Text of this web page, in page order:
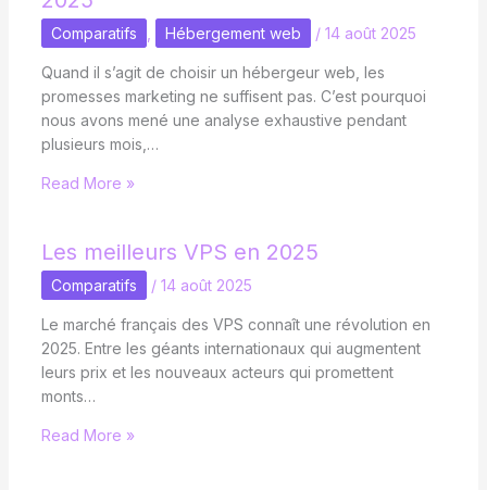
Comparatifs Hébergement web / 14 août 2025
Quand il s’agit de choisir un hébergeur web, les
promesses marketing ne suffisent pas. C’est pourquoi
nous avons mené une analyse exhaustive pendant
plusieurs mois,…
Read More »
Les meilleurs VPS en 2025
Comparatifs / 14 août 2025
Le marché français des VPS connaît une révolution en
2025. Entre les géants internationaux qui augmentent
leurs prix et les nouveaux acteurs qui promettent
monts…
Read More »